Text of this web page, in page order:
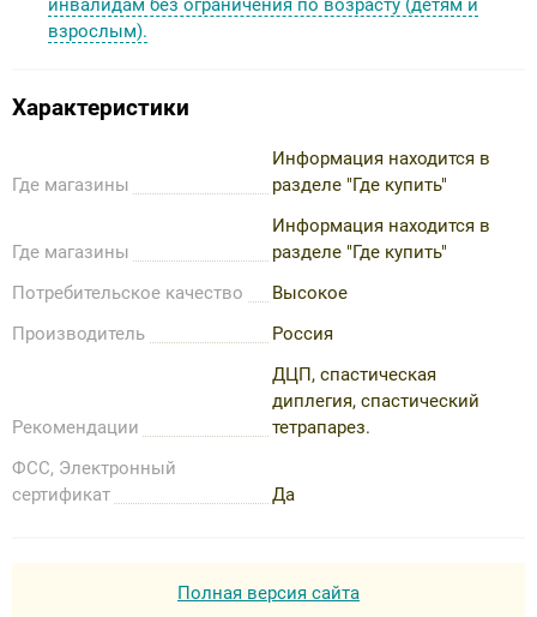
инвалидам без ограничения по возрасту (детям и
взрослым).
Характеристики
Где магазины
Информация находится в
разделе "Где купить"
Где магазины
Информация находится в
разделе "Где купить"
Потребительское качество
Высокое
Производитель
Россия
Рекомендации
ДЦП, спастическая
диплегия, спастический
тетрапарез.
ФСС, Электронный
сертификат
Да
Полная версия сайта